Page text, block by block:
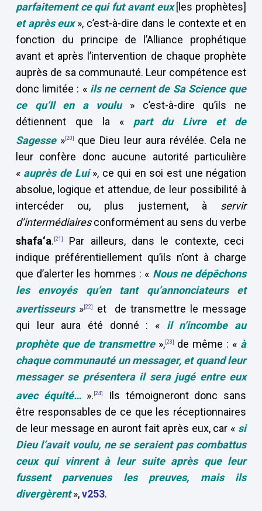
parfaitementce qui fut avant eux[les prophètes]
et après eux», c’est-à-dire dans le contexte et en
fonction du principe de l’Alliance prophétique
avant et après l’intervention de chaque prophète
auprès de sa communauté. Leur compétence est
donc limitée : « ils ne cernent de Sa Science que
ce qu’Il en a voulu » c’est-à-dire qu’ils ne
détiennent que la « part du Livre et de
Sagesse » [20]
que Dieu leur aura révélée. Cela ne
leur confère donc aucune autorité particulière
« auprès de Lui», ce qui en soi est une négation
absolue, logique et attendue, de leur possibilité à
intercéder ou, plus justement, à servir
d’intermédiairesconformément au sens du verbe
shafa‘a. [21]
Par ailleurs, dans le contexte, ceci
indique préférentiellement qu’ils n’ont à charge
que d’alerter les hommes : « Nous ne dépêchons
les envoyés qu’en tant qu’annonciateurs et
avertisseurs» [22]
et de transmettre le message
qui leur aura été donné : « il n’incombe au
prophète que de transmettre », [23] de même : « à
chaque communauté un messager, et quand leur
messager se présentera il sera jugé entre eux
avec équité…». [24]
Ils témoigneront donc sans
être responsables de ce que les réceptionnaires
de leur message en auront fait après eux, car « si
Dieu l’avait voulu, ne se seraient pas combattus
ceux qui vinrent à leur suite après que leur
fussent parvenues les preuves, mais ils
divergèrent»,v253.